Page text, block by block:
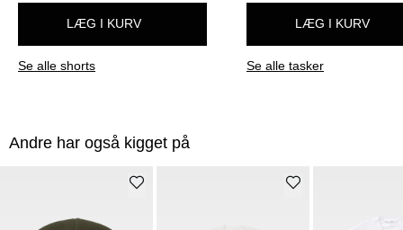
LÆG I KURV
Se alle shorts
LÆG I KURV
Se alle tasker
Andre har også kigget på